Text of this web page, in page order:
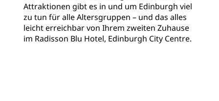
Attraktionen gibt es in und um Edinburgh viel
zu tun für alle Altersgruppen – und das alles
leicht erreichbar von Ihrem zweiten Zuhause
im Radisson Blu Hotel, Edinburgh City Centre.